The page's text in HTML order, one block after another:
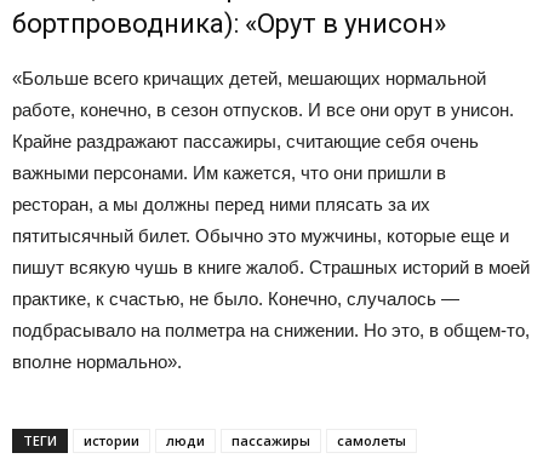
бортпроводника): «Орут в унисон»
«Больше всего кричащих детей, мешающих нормальной
работе, конечно, в сезон отпусков. И все они орут в унисон.
Крайне раздражают пассажиры, считающие себя очень
важными персонами. Им кажется, что они пришли в
ресторан, а мы должны перед ними плясать за их
пятитысячный билет. Обычно это мужчины, которые еще и
пишут всякую чушь в книге жалоб. Страшных историй в моей
практике, к счастью, не было. Конечно, случалось —
подбрасывало на полметра на снижении. Но это, в общем-то,
вполне нормально».
ТЕГИ истории люди пассажиры самолеты